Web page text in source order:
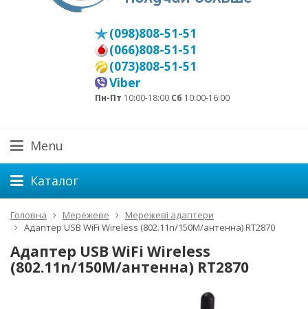
(098)808-51-51
(066)808-51-51
(073)808-51-51
Viber
Пн-Пт 10:00-18:00 Сб 10:00-16:00
Menu
Каталог
Головна Мережеве
Мережеві адаптери
Адаптер USB WiFi Wireless (802.11n/150M/антенна) RT2870
Адаптер USB WiFi Wireless
(802.11n/150M/антенна) RT2870